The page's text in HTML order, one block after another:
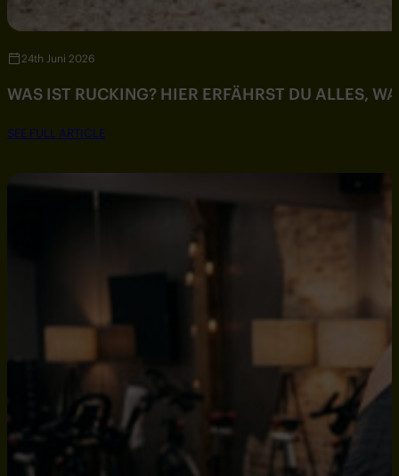
24th Juni 2026
WAS IST RUCKING? HIER ERFÄHRST DU ALLES,
SEE FULL ARTICLE